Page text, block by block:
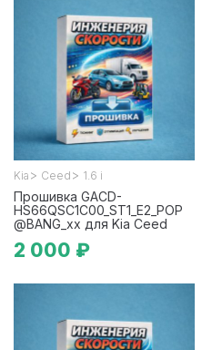
Kia > Ceed > 1.6 i
Прошивка GACD-
HS66QSC1C00_ST1_E2_POP
@BANG_xx для Kia Ceed
2 000 ₽